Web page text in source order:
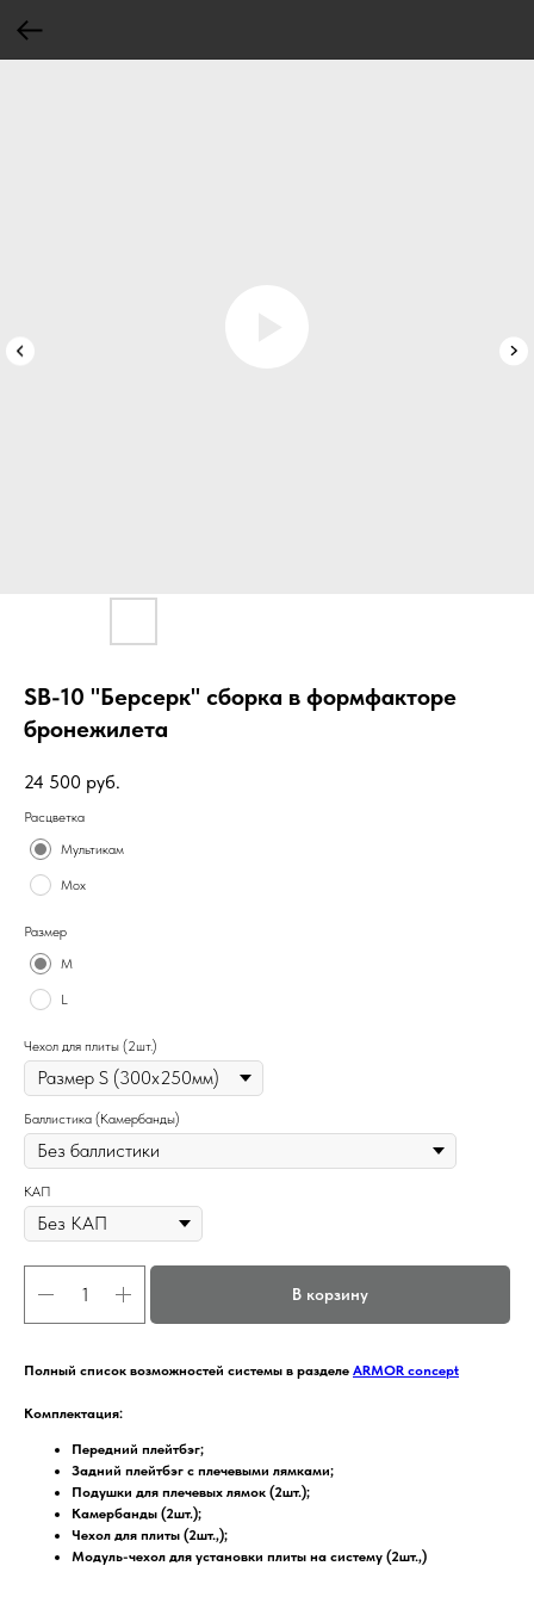
SB-10 "Берсерк" сборка в формфакторе
бронежилета
24 500 руб.
Расцветка
Мультикам
Мох
Размер
M
L
Чехол для плиты (2шт.)
Баллистика (Камербанды)
КАП
В корзину
Полный список возможностей системы в разделе ARMOR concept
Комплектация:
Передний плейтбэг;
Задний плейтбэг с плечевыми лямками;
Подушки для плечевых лямок (2шт.);
Камербанды (2шт.);
Чехол для плиты (2шт.,);
Модуль-чехол для установки плиты на систему (2шт.,)